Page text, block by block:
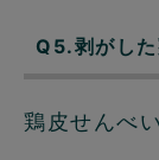
Q5.剥がし
鶏皮せんべ